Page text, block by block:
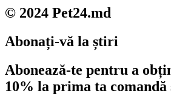
© 2024 Pet24.md
Abonați-vă la știri
Abonează-te pentru a
10% la prima ta